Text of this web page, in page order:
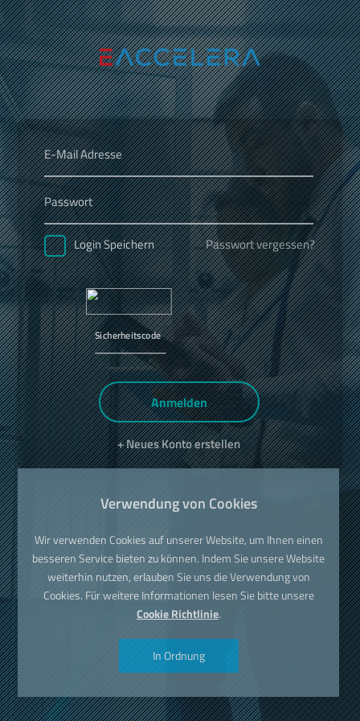
Login Speichern Passwort vergessen?
Anmelden
+ Neues Konto erstellen
Verwendung von Cookies
Wir verwenden Cookies auf unserer Website, um Ihnen einen
besseren Service bieten zu können. Indem Sie unsere Website
weiterhin nutzen, erlauben Sie uns die Verwendung von
Cookies. Für weitere Informationen lesen Sie bitte unsere
Cookie Richtlinie.
In Ordnung